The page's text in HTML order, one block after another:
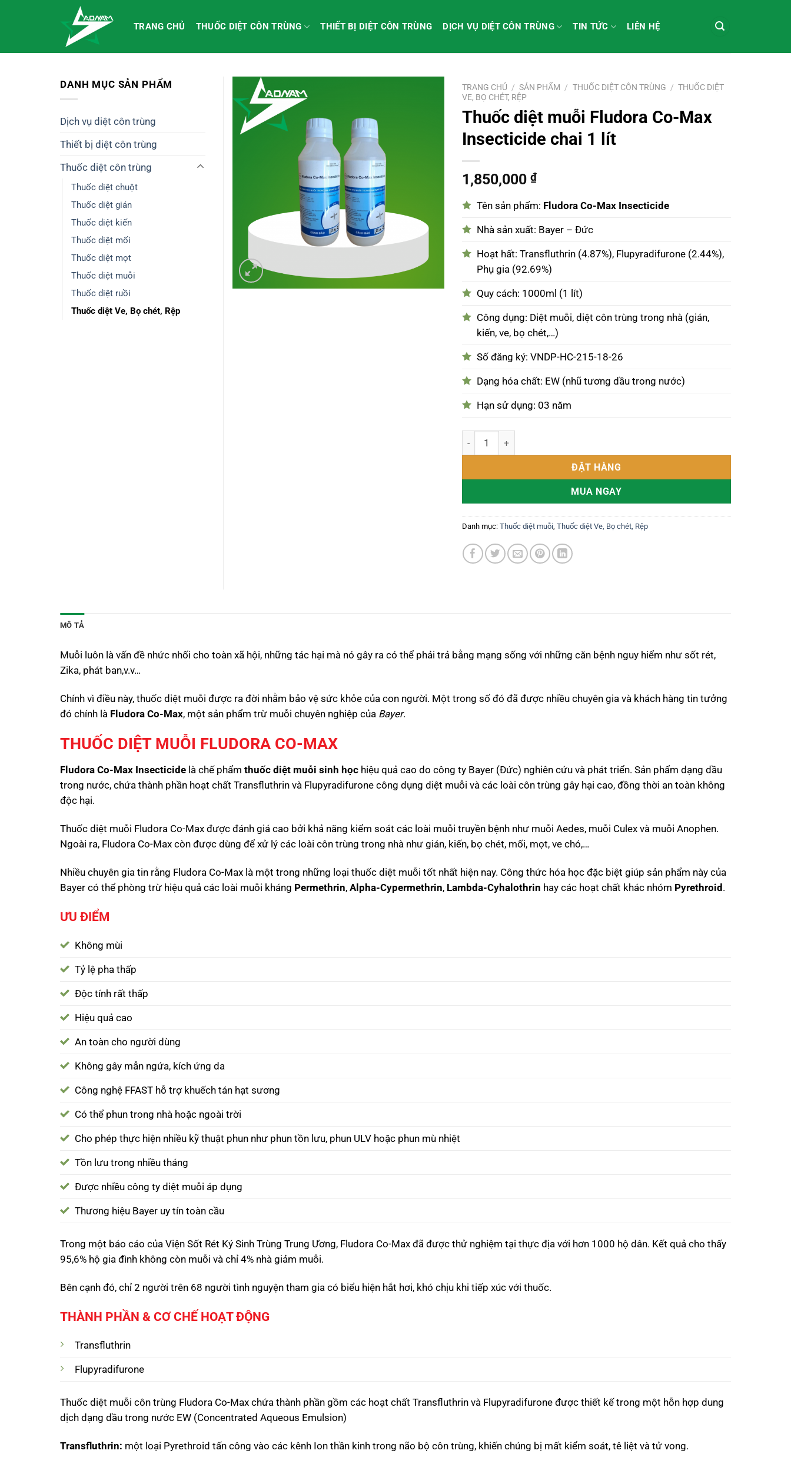
dung
TRANG CHỦ THUỐC DIỆT CÔN TRÙNG THIẾT BỊ DIỆT CÔN TRÙNG DỊCH VỤ DIỆT CÔN TRÙNG TIN TỨC LIÊN HỆ
TRANG CHỦ / SẢN PHẨM / THUỐC DIỆT CÔN TRÙNG / THUỐC DIỆT
VE, BỌ CHÉT, RỆP
Thuốc diệt muỗi Fludora Co-Max
Insecticide chai 1 lít
1,850,000 ₫
Tên sản phẩm: Fludora Co-Max Insecticide
Nhà sản xuất: Bayer – Đức
Hoạt hất: Transfluthrin (4.87%), Flupyradifurone (2.44%),
Phụ gia (92.69%)
Quy cách: 1000ml (1 lít)
Công dụng: Diệt muỗi, diệt côn trùng trong nhà (gián,
kiến, ve, bọ chét,…)
Số đăng ký: VNDP-HC-215-18-26
Dạng hóa chất: EW (nhũ tương dầu trong nước)
Hạn sử dụng: 03 năm
Thuốc diệt muỗi Fludora Co-Max Insecticide chai 1 lít số lượng
ĐẶT HÀNG
MUA NGAY
Danh mục: Thuốc diệt muỗi, Thuốc diệt Ve, Bọ chét, Rệp
DANH MỤC SẢN PHẨM
Dịch vụ diệt côn trùng
Thiết bị diệt côn trùng
Thuốc diệt côn trùng
Thuốc diệt chuột
Thuốc diệt gián
Thuốc diệt kiến
Thuốc diệt mối
Thuốc diệt mọt
Thuốc diệt muỗi
Thuốc diệt ruồi
Thuốc diệt Ve, Bọ chét, Rệp
MÔ TẢ
Muỗi luôn là vấn đề nhức nhối cho toàn xã hội, những tác hại mà nó gây ra có thể phải trả bằng mạng sống với những căn bệnh nguy hiểm như sốt rét,
Zika, phát ban,v.v…
Chính vì điều này, thuốc diệt muỗi được ra đời nhằm bảo vệ sức khỏe của con người. Một trong số đó đã được nhiều chuyên gia và khách hàng tin tưởng
đó chính là Fludora Co-Max, một sản phẩm trừ muỗi chuyên nghiệp của Bayer.
THUỐC DIỆT MUỖI FLUDORA CO-MAX
Fludora Co-Max Insecticide là chế phẩm thuốc diệt muỗi sinh học hiệu quả cao do công ty Bayer (Đức) nghiên cứu và phát triển. Sản phẩm dạng dầu
trong nước, chứa thành phần hoạt chất Transfluthrin và Flupyradifurone công dụng diệt muỗi và các loài côn trùng gây hại cao, đồng thời an toàn không
độc hại.
Thuốc diệt muỗi Fludora Co-Max được đánh giá cao bởi khả năng kiểm soát các loài muỗi truyền bệnh như muỗi Aedes, muỗi Culex và muỗi Anophen.
Ngoài ra, Fludora Co-Max còn được dùng để xử lý các loài côn trùng trong nhà như gián, kiến, bọ chét, mối, mọt, ve chó,…
Nhiều chuyên gia tin rằng Fludora Co-Max là một trong những loại thuốc diệt muỗi tốt nhất hiện nay. Công thức hóa học đặc biệt giúp sản phẩm này của
Bayer có thể phòng trừ hiệu quả các loài muỗi kháng Permethrin, Alpha-Cypermethrin, Lambda-Cyhalothrin hay các hoạt chất khác nhóm Pyrethroid.
ƯU ĐIỂM
Không mùi
Tỷ lệ pha thấp
Độc tính rất thấp
Hiệu quả cao
An toàn cho người dùng
Không gây mẫn ngứa, kích ứng da
Công nghệ FFAST hỗ trợ khuếch tán hạt sương
Có thể phun trong nhà hoặc ngoài trời
Cho phép thực hiện nhiều kỹ thuật phun như phun tồn lưu, phun ULV hoặc phun mù nhiệt
Tồn lưu trong nhiều tháng
Được nhiều công ty diệt muỗi áp dụng
Thương hiệu Bayer uy tín toàn cầu
Trong một báo cáo của Viện Sốt Rét Ký Sinh Trùng Trung Ương, Fludora Co-Max đã được thử nghiệm tại thực địa với hơn 1000 hộ dân. Kết quả cho thấy
95,6% hộ gia đình không còn muỗi và chỉ 4% nhà giảm muỗi.
Bên cạnh đó, chỉ 2 người trên 68 người tình nguyện tham gia có biểu hiện hắt hơi, khó chịu khi tiếp xúc với thuốc.
THÀNH PHẦN & CƠ CHẾ HOẠT ĐỘNG
Transfluthrin
Flupyradifurone
Thuốc diệt muỗi côn trùng Fludora Co-Max chứa thành phần gồm các hoạt chất Transfluthrin và Flupyradifurone được thiết kế trong một hỗn hợp dung
dịch dạng dầu trong nước EW (Concentrated Aqueous Emulsion)
Transfluthrin: một loại Pyrethroid tấn công vào các kênh Ion thần kinh trong não bộ côn trùng, khiến chúng bị mất kiểm soát, tê liệt và tử vong.